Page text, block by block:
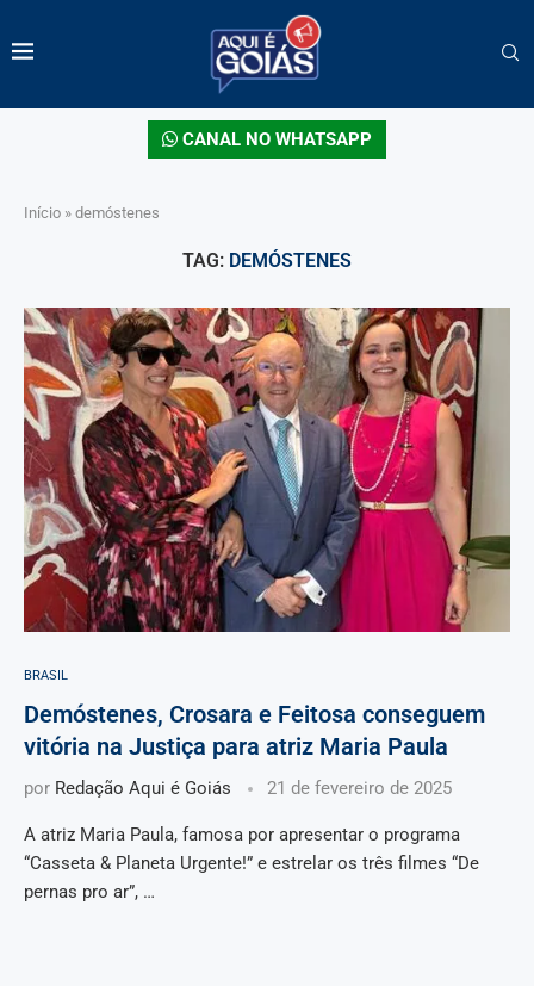
CANAL NO WHATSAPP
Início » demóstenes
TAG: DEMÓSTENES
BRASIL
Demóstenes, Crosara e Feitosa conseguem
vitória na Justiça para atriz Maria Paula
por Redação Aqui é Goiás 21 de fevereiro de 2025
A atriz Maria Paula, famosa por apresentar o programa
“Casseta & Planeta Urgente!” e estrelar os três filmes “De
pernas pro ar”, …